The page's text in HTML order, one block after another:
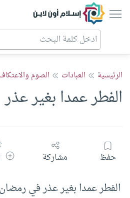
إسلام أون لاين
الرئيسية العبادات الصوم
الفطر عمدا بغير عذر
حفظ مشاركة
الفطر عمدا بغير عذر في رمضان